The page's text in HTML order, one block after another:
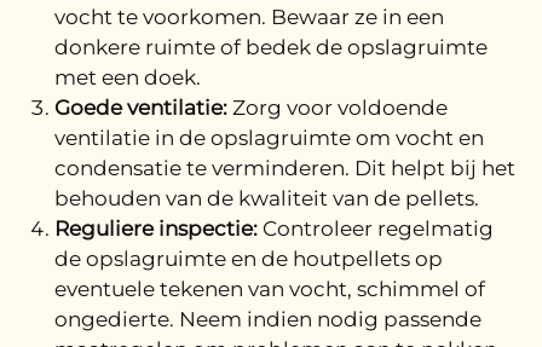
vocht te voorkomen. Bewaar ze in een
donkere ruimte of bedek de opslagruimte
met een doek.
Goede ventilatie: Zorg voor voldoende
ventilatie in de opslagruimte om vocht en
condensatie te verminderen. Dit helpt bij het
behouden van de kwaliteit van de pellets.
Reguliere inspectie: Controleer regelmatig
de opslagruimte en de houtpellets op
eventuele tekenen van vocht, schimmel of
ongedierte. Neem indien nodig passende